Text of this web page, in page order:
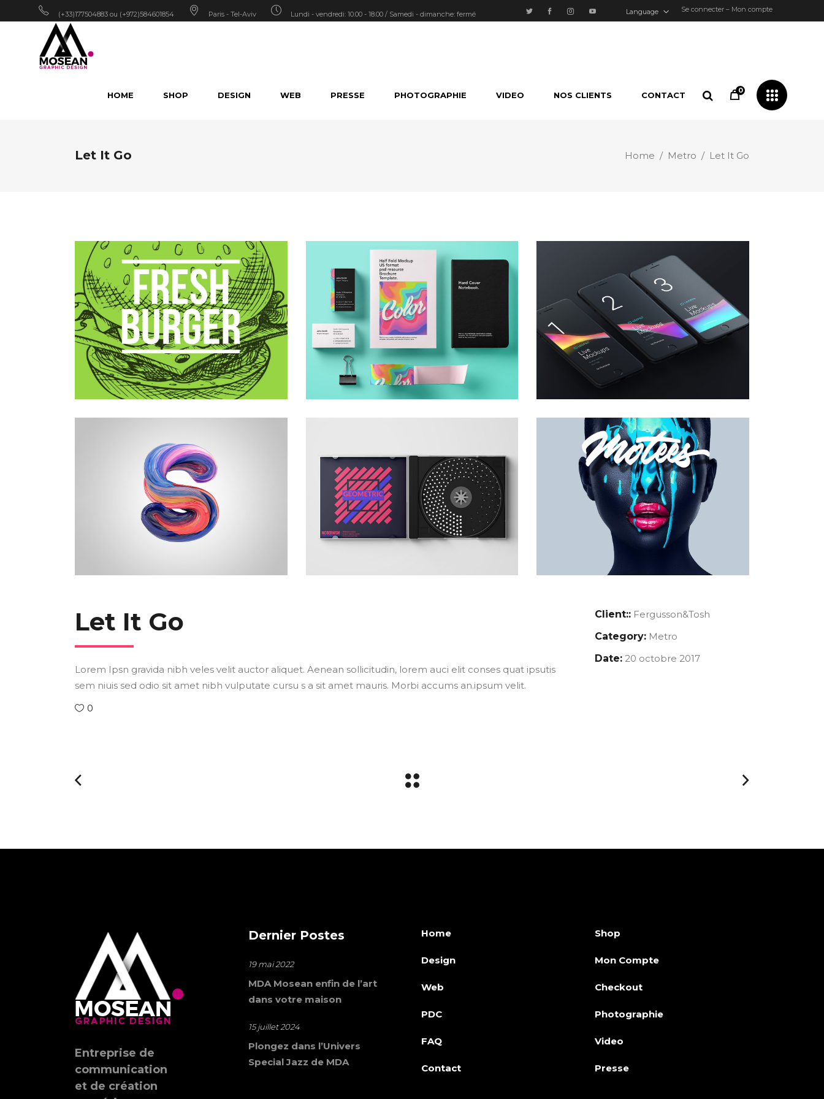
(+33)177504883 ou (+972)584601854 Paris - Tel-Aviv Lundi - vendredi: 10.00 - 18.00 / Samedi - dimanche: fermé
Se connecter – Mon compte
Language
HOME SHOP DESIGN WEB PRESSE PHOTOGRAPHIE VIDEO NOS CLIENTS CONTACT 0
Let It Go Home / Metro / Let It Go
Let It Go
Lorem Ipsn gravida nibh veles velit auctor aliquet. Aenean sollicitudin, lorem auci elit conses quat ipsutis
sem niuis sed odio sit amet nibh vulputate cursu s a sit amet mauris. Morbi accums an.ipsum velit.
0
Client:: Fergusson&Tosh
Category: Metro
Date: 20 octobre 2017
Entreprise de
communication
et de création
Dernier Postes
19 mai 2022
MDA Mosean enfin de l’art
dans votre maison
15 juillet 2024
Plongez dans l’Univers
Special Jazz de MDA
Home
Design
Web
PDC
FAQ
Contact
Shop
Mon Compte
Checkout
Photographie
Video
Presse